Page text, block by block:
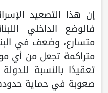
إن هذا التصعيد
فالوضع الداخلي
متسارع، وضعف في
متراكمة تجعل من أي
تعقيدًا بالنسبة
صعوبة في حماية